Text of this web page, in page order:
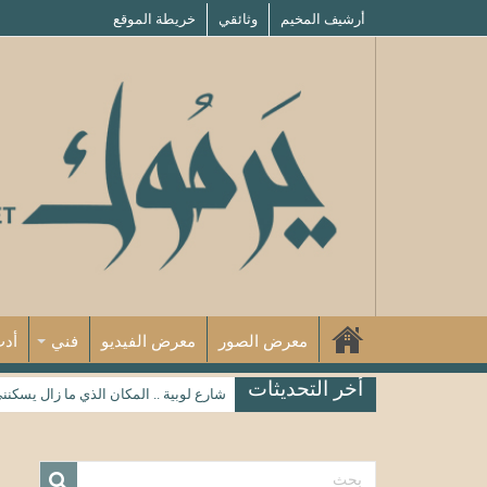
أرشيف المخيم وثائقي خريطة الموقع
معرض الصور معرض الفيديو فني
أخر التحديثات شارع لوبية .. المكان الذي ما زال